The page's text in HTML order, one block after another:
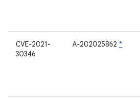
CVE-2021-
30346
A-202025862 *